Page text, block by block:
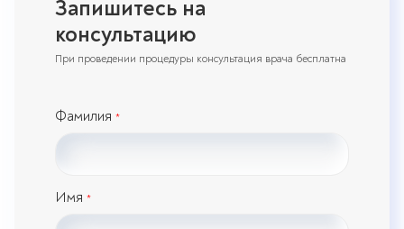
Запишитесь на
консультацию
При проведении процедуры консультация врача бесплатна
Фамилия *
Имя *